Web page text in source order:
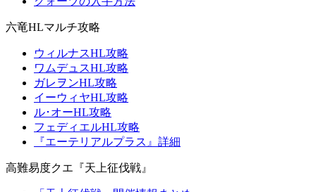
六竜HLマルチ攻略
ウィルナスHL攻略
ワムデュスHL攻略
ガレヲンHL攻略
イーウィヤHL攻略
ル･オーHL攻略
フェディエルHL攻略
『エーテリアルプラス』詳細
高難易度クエ『天上征伐戦』